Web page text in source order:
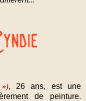
, 26 ans, est une
de peinture.